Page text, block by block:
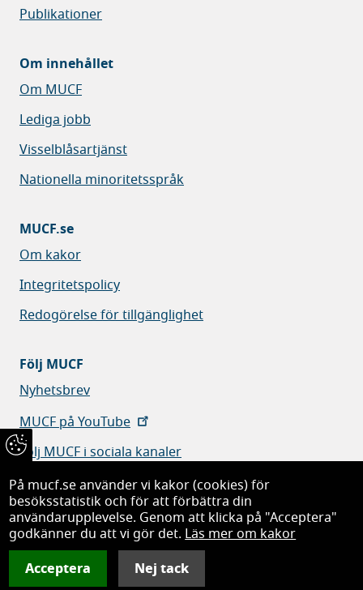
Publikationer
Om innehållet
Om MUCF
Lediga jobb
Visselblåsartjänst
Nationella minoritetsspråk
MUCF.se
Om kakor
Integritetspolicy
Redogörelse för tillgänglighet
Följ MUCF
Nyhetsbrev
MUCF på YouTube
Följ MUCF i sociala kanaler
Myndigheten för ungdoms- och civilsamhällesfrågor
På mucf.se använder vi kakor (cookies) för
besöksstatistik och för att förbättra din
användarupplevelse. Genom att klicka på "Acceptera"
godkänner du att vi gör det.Läs mer om kakor
Acceptera Nej tack